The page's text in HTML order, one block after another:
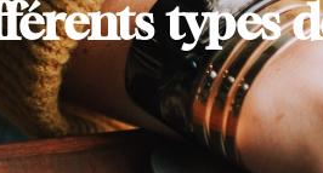
types